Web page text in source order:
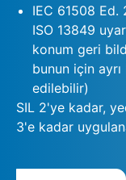
IEC 61508 Ed.
ISO 13849
konum geri
bunun için
edilebilir)
SIL 2'ye kadar,
3'e kadar